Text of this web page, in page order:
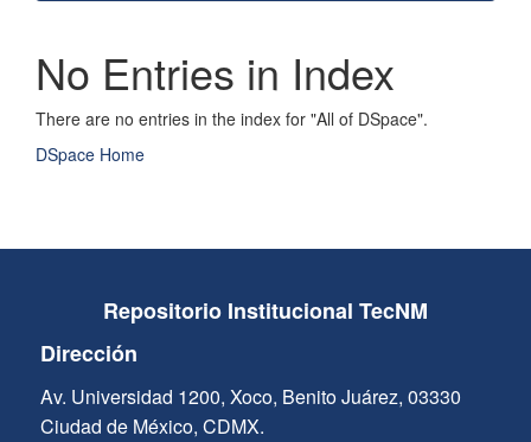
No Entries in Index
There are no entries in the index for "All of DSpace".
DSpace Home
Repositorio Institucional TecNM
Dirección
Av. Universidad 1200, Xoco, Benito Juárez, 03330
Ciudad de México, CDMX.